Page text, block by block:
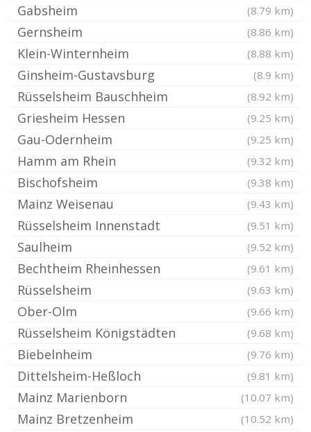
Gabsheim (8.79 km)
Gernsheim (8.86 km)
Klein-Winternheim (8.88 km)
Ginsheim-Gustavsburg (8.9 km)
Rüsselsheim Bauschheim (8.92 km)
Griesheim Hessen (9.25 km)
Gau-Odernheim (9.25 km)
Hamm am Rhein (9.32 km)
Bischofsheim (9.38 km)
Mainz Weisenau (9.43 km)
Rüsselsheim Innenstadt (9.51 km)
Saulheim (9.52 km)
Bechtheim Rheinhessen (9.61 km)
Rüsselsheim (9.63 km)
Ober-Olm (9.66 km)
Rüsselsheim Königstädten (9.68 km)
Biebelnheim (9.76 km)
Dittelsheim-Heßloch (9.81 km)
Mainz Marienborn (10.07 km)
Mainz Bretzenheim (10.52 km)